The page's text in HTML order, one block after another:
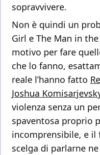
sopravvivere.
Non è quindi un
Girl e The Man in
motivo per fare
che lo fanno,
reale l’hanno fatto
Joshua
violenza senza un
spaventosa proprio
incomprensibile, e il
scelga di parlarne